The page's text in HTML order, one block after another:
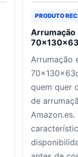
PRODUTO
Arrumação
quem quer
de